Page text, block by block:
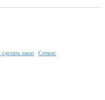
заказ Сервис